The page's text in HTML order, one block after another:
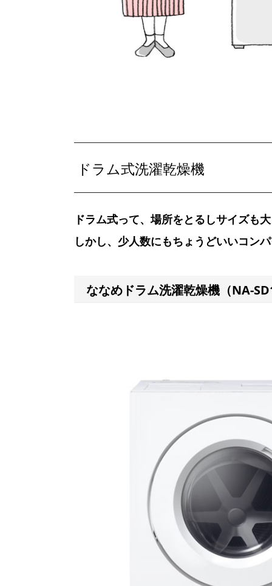
ドラム式洗濯乾燥機
ドラム式って、場所をとるしサイズも
しかし、少人数にもちょうどいいコン
ななめドラム洗濯乾燥機（NA-